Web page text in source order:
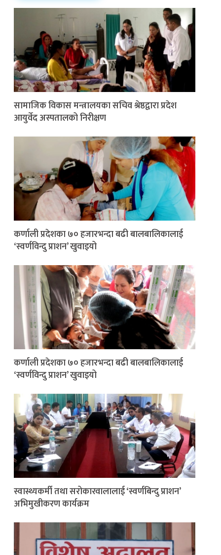
सामाजिक विकास मन्त्रालयका सचिव श्रेष्ठद्वारा प्रदेश
आयुर्वेद अस्पतालको निरीक्षण
कर्णाली प्रदेशका ७० हजारभन्दा बढी बालबालिकालाई
‘स्वर्णविन्दु प्राशन’ खुवाइयो
कर्णाली प्रदेशका ७० हजारभन्दा बढी बालबालिकालाई
‘स्वर्णविन्दु प्राशन’ खुवाइयो
स्वास्थ्यकर्मी तथा सरोकारवालालाई ‘स्वर्णबिन्दु प्राशन’
अभिमुखीकरण कार्यक्रम